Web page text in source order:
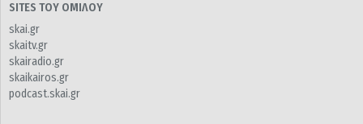
SITES ΤΟΥ ΟΜΙΛΟΥ
skai.gr
skaitv.gr
skairadio.gr
skaikairos.gr
podcast.skai.gr